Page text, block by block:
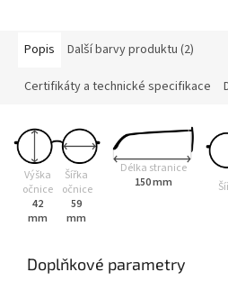
Popis Další barvy produktu (2)
Certifikáty a technické specifikace
Výška
očnice
42
mm
Šířka
očnice
59
mm
Délka stranice
150 mm
Doplňkové parametry